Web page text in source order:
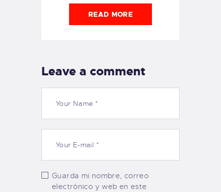
READ MORE
Leave a comment
Guarda mi nombre, correo
electrónico y web en este